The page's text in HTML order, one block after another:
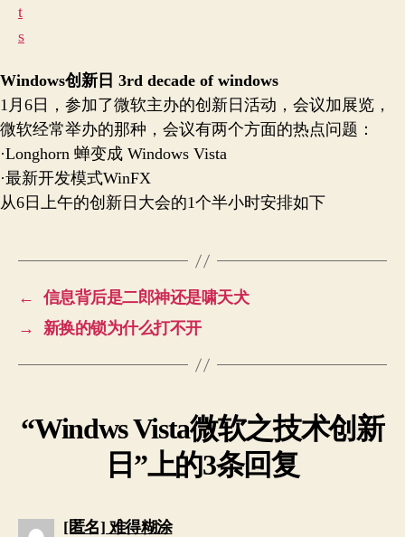
Windows创新日 3rd decade of windows
1月6日，参加了微软主办的创新日活动，会议加展览，
微软经常举办的那种，会议有两个方面的热点问题：
·Longhorn 蝉变成 Windows Vista
·最新开发模式WinFX
从6日上午的创新日大会的1个半小时安排如下
←
信息背后是二郎神还是啸天犬
→
新换的锁为什么打不开
“Windws Vista微软之技术创新
日”上的3条回复
[匿名] 难得糊涂说：